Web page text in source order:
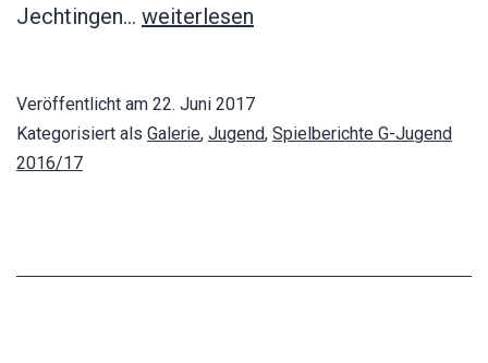
Jechtingen… G-
in
Juni
weiterlesen
Veröffentlicht am 22. Juni 2017
Kategorisiert als Galerie, Jugend, Spielberichte G-Jugend
2016/17